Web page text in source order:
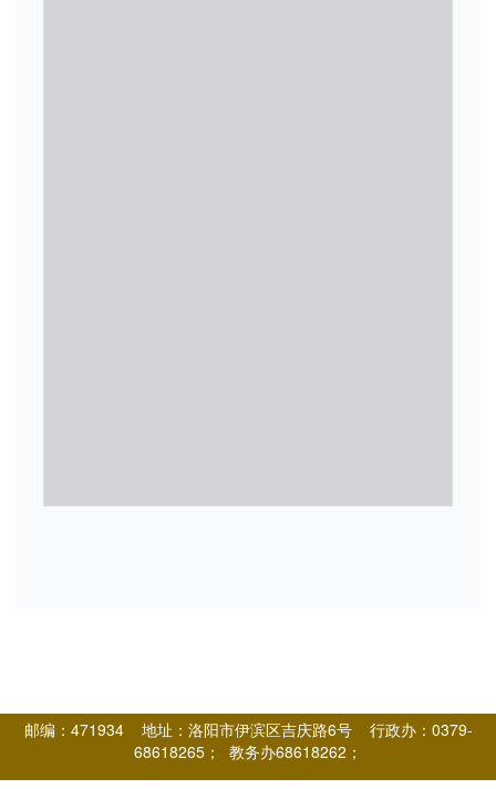
邮编：471934 地址：洛阳市伊滨区吉庆路6号 行政办：0379-
68618265； 教务办68618262；